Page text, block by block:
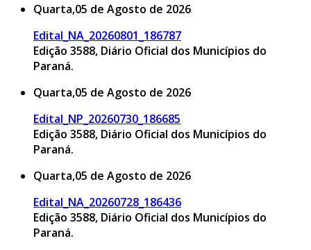
Quarta,05 de Agosto de 2026
Edital_NA_20260801_186787
Edição 3588, Diário Oficial dos Municípios do
Paraná.
Quarta,05 de Agosto de 2026
Edital_NP_20260730_186685
Edição 3588, Diário Oficial dos Municípios do
Paraná.
Quarta,05 de Agosto de 2026
Edital_NA_20260728_186436
Edição 3588, Diário Oficial dos Municípios do
Paraná.